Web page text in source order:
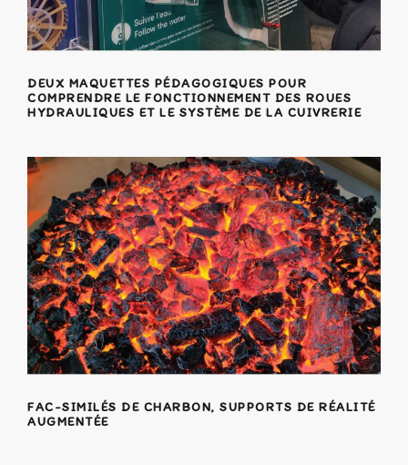
DEUX MAQUETTES PÉDAGOGIQUES POUR
COMPRENDRE LE FONCTIONNEMENT DES ROUES
HYDRAULIQUES ET LE SYSTÈME DE LA CUIVRERIE
FAC-SIMILÉS DE CHARBON, SUPPORTS DE RÉALITÉ
AUGMENTÉE